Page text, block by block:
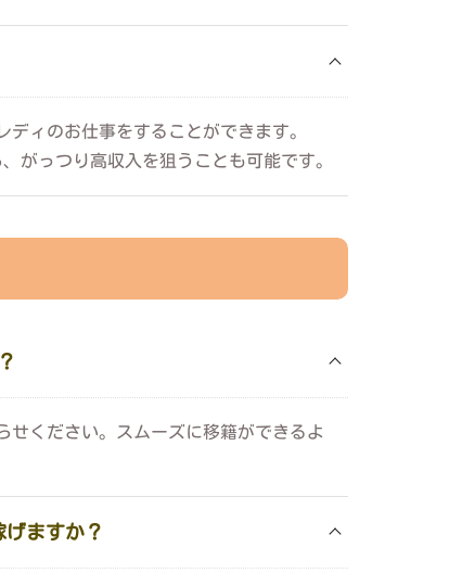
ィのお仕事をすることができます。
がっつり高収入を狙うことも可能です。
せください。スムーズに移籍ができるよ
げますか？